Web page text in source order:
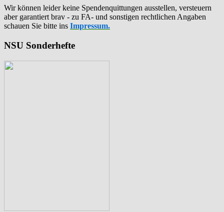
Wir können leider keine Spendenquittungen ausstellen, versteuern
aber garantiert brav - zu FA- und sonstigen rechtlichen Angaben
schauen Sie bitte ins Impressum.
NSU Sonderhefte